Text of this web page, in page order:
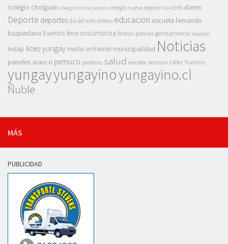
colegio cholguan colegio divina pastora colegio nueva esperanza corfo daem
Deporte deportes dia del niño dideco educacion escuela fernando
baquedano Eventosferia costumbrista fiestas patrias gendarmeria hospital
indap liceo yungay medio ambiente municipalidad Noticias
paneles arauco pemuco prodemu salud sercotec sernatur taller Turismo
yungayyungayinoyungayino.cl
Ñuble
MÁS
PUBLICIDAD